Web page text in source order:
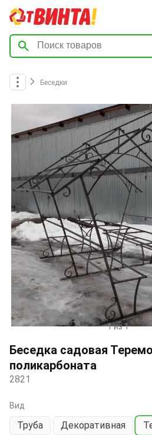
Беседки
1
of
1
1 из 1
Беседка садовая
поликарбоната
2821
Вид
Труба Декоративная